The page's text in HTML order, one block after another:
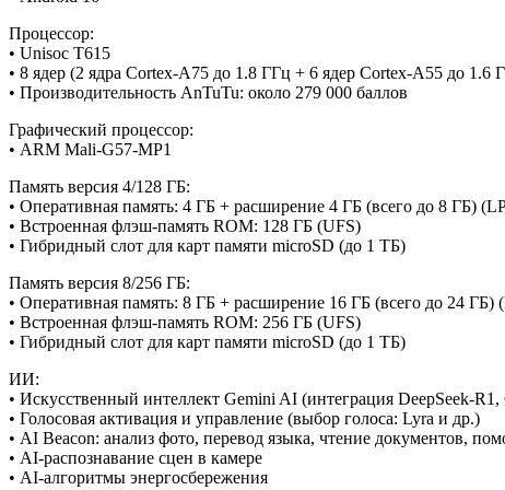
Процессор:
• Unisoc T615
• 8 ядер (2 ядра Cortex-A75 до 1.8 ГГц + 6 ядер Cortex-A55 до 1.6
• Производительность AnTuTu: около 279 000 баллов
Графический процессор:
• ARM Mali-G57-MP1
Память версия 4/128 ГБ:
• Оперативная память: 4 ГБ + расширение 4 ГБ (всего до 8 ГБ)
• Встроенная флэш-память ROM: 128 ГБ (UFS)
• Гибридный слот для карт памяти microSD (до 1 ТБ)
Память версия 8/256 ГБ:
• Оперативная память: 8 ГБ + расширение 16 ГБ (всего до 24
• Встроенная флэш-память ROM: 256 ГБ (UFS)
• Гибридный слот для карт памяти microSD (до 1 ТБ)
ИИ:
• Искусственный интеллект Gemini AI (интеграция DeepSeek-
• Голосовая активация и управление (выбор голоса: Lyra и др.)
• AI Beacon: анализ фото, перевод языка, чтение документов,
• AI-распознавание сцен в камере
• AI-алгоритмы энергосбережения